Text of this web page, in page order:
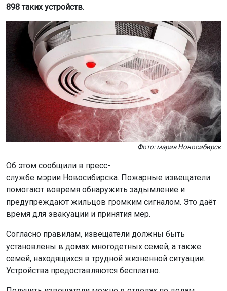
898 таких устройств.
Фото: мэрия Новосибирск
Об этом сообщили в пресс-
службе мэрии Новосибирска. Пожарные извещатели
помогают вовремя обнаружить задымление и
предупреждают жильцов громким сигналом. Это даёт
время для эвакуации и принятия мер.
Согласно правилам, извещатели должны быть
установлены в домах многодетных семей, а также
семей, находящихся в трудной жизненной ситуации.
Устройства предоставляются бесплатно.